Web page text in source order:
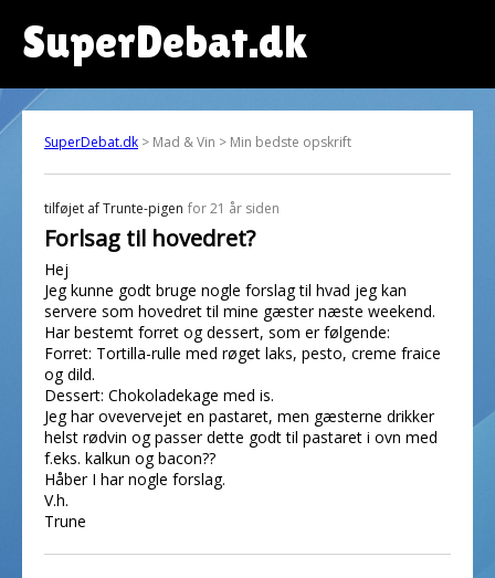
SuperDebat.dk
SuperDebat.dk > Mad & Vin > Min bedste opskrift
tilføjet afTrunte-pigen for 21 år siden
Forlsag til hovedret?
Hej
Jeg kunne godt bruge nogle forslag til hvad jeg kan
servere som hovedret til mine gæster næste weekend.
Har bestemt forret og dessert, som er følgende:
Forret: Tortilla-rulle med røget laks, pesto, creme fraice
og dild.
Dessert: Chokoladekage med is.
Jeg har ovevervejet en pastaret, men gæsterne drikker
helst rødvin og passer dette godt til pastaret i ovn med
f.eks. kalkun og bacon??
Håber I har nogle forslag.
V.h.
Trune